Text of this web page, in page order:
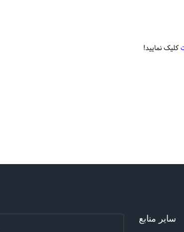
کلیک نمایید!
سایر منابع